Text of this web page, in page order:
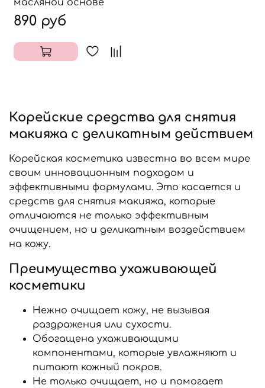
масляной основе
890 руб
Корейские средства для снятия
макияжа с деликатным действием
Корейская косметика известна во всем мире
своим инновационным подходом и
эффективными формулами. Это касается и
средств для снятия макияжа, которые
отличаются не только эффективным
очищением, но и деликатным воздействием
на кожу.
Преимущества ухаживающей
косметики
Нежно очищает кожу, не вызывая
раздражения или сухости.
Обогащена ухаживающими
компонентами, которые увлажняют и
питают кожный покров.
Не только очищает, но и помогает